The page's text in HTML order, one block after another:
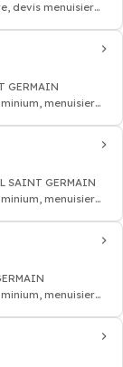
devis menuisier
GERMAIN
menuisier
SAINT GERMAIN
menuisier
menuisier